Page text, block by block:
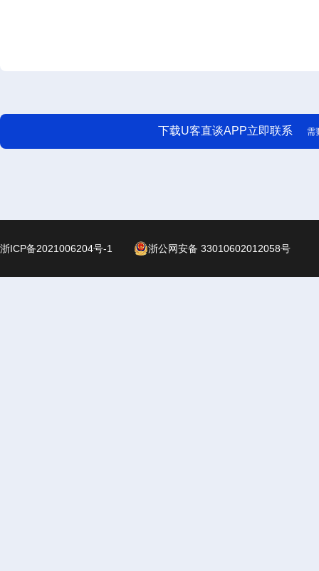
下载U客直谈APP立即联系 需
浙ICP备2021006204号-1 浙公网安备 33010602012058号